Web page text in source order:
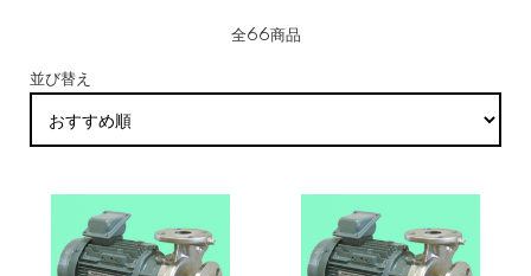
全66商品
並び替え